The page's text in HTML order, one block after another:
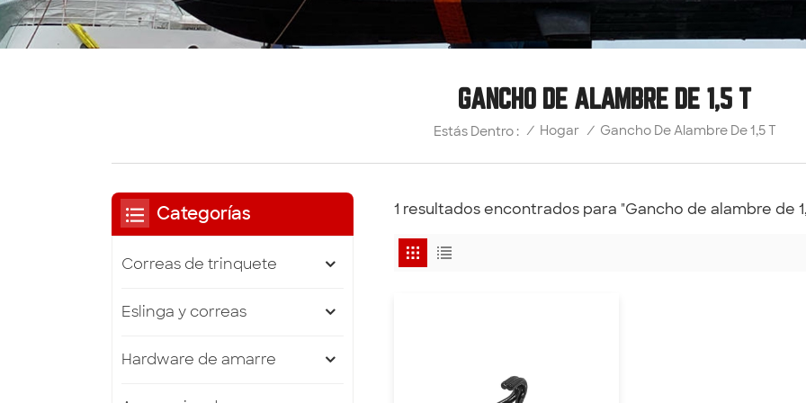
GANCHO DE ALAMBRE DE 1,5 T
Estás Dentro : / Hogar / Gancho De Alambre De 1,5 T
1 resultados encontrados para "Gancho de alambre de
Categorías
Correas de trinquete
Eslinga y correas
Hardware de amarre